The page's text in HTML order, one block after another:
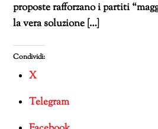
proposte rafforzano i partiti
la vera soluzione […]
Condividi:
X
Telegram